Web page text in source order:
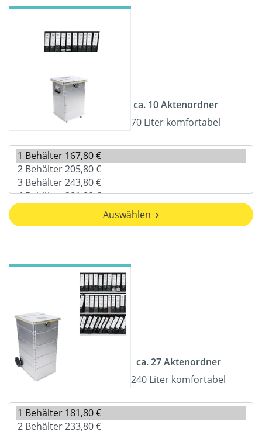
ca. 10 Aktenordner
70 Liter komfortabel
Auswählen
ca. 27 Aktenordner
240 Liter komfortabel